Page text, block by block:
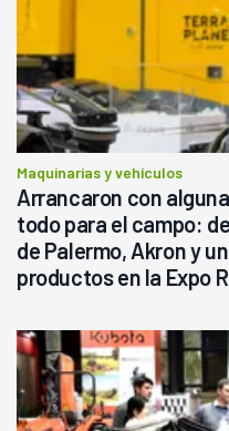
Maquinarias y vehículos
Arrancaron con
todo para el campo:
de Palermo, Akron y
productos en la Expo